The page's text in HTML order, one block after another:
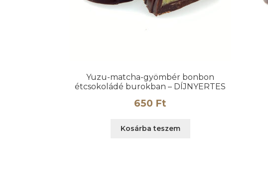
Yuzu-matcha-gyömbér bonbon
étcsokoládé burokban – DÍJNYERTES
650 Ft
Kosárba teszem